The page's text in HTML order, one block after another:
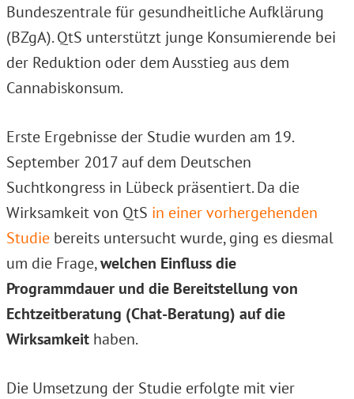
Bundeszentrale für gesundheitliche Aufklärung
(BZgA). QtS unterstützt junge Konsumierende bei
der Reduktion oder dem Ausstieg aus dem
Cannabiskonsum.
Erste Ergebnisse der Studie wurden am 19.
September 2017 auf dem Deutschen
Suchtkongress in Lübeck präsentiert. Da die
Wirksamkeit von QtS in einer vorhergehenden
Studie bereits untersucht wurde, ging es diesmal
um die Frage,welchen Einfluss die
Programmdauer und die Bereitstellung von
Echtzeitberatung (Chat-Beratung) auf die
Wirksamkeit haben.
Die Umsetzung der Studie erfolgte mit vier